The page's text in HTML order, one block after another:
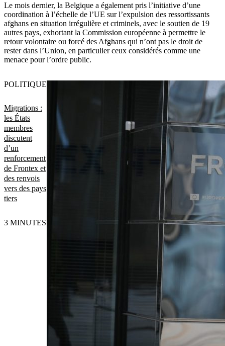
Le mois dernier, la Belgique a également pris l’initiative d’une
coordination à l’échelle de l’UE sur l’expulsion des ressortissants
afghans en situation irrégulière et criminels, avec le soutien de 19
autres pays, exhortant la Commission européenne à permettre le
retour volontaire ou forcé des Afghans qui n’ont pas le droit de
rester dans l’Union, en particulier ceux considérés comme une
menace pour l’ordre public.
Migrations :
les États
membres
discutent
d’un
renforcement
de Frontex et
des renvois
vers des pays
tiers
POLITIQUE
3 MINUTES